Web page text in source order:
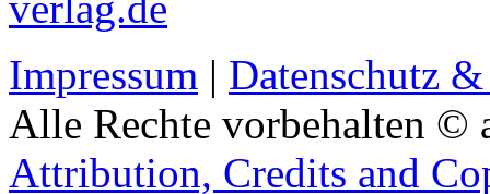
Impressum | Datenschutz
Alle Rechte vorbehalten ©
Attribution, Credits and